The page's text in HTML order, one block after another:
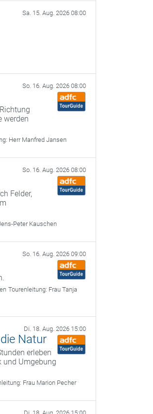
Sa. 15. Aug. 2026 08:00
So. 16. Aug. 2026 08:00
werden
Herr Manfred Jansen
So. 16. Aug. 2026 08:00
Felder,
Peter Kauschen
So. 16. Aug. 2026 09:00
Tourenleitung: Frau Tanja
Di. 18. Aug. 2026 15:00
Natur
erleben
und Umgebung
Frau Marion Pecher